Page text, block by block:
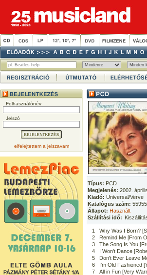
Felhasználónév
Jelszó
elfelejtettem a jelszavam
Típus: PCD
Megjelenés: 2002.
Kiadó: Universal/Verve
Katalógus szám:
Állapot: Használt
Szállítási idő:
1
Why Was I Born?
2
Remind Me [From
3
The Song Is You
4
I Won't Dance
5
Don't Ever Leave
6
I'm Old Fashioned
7
All in Fun [Very